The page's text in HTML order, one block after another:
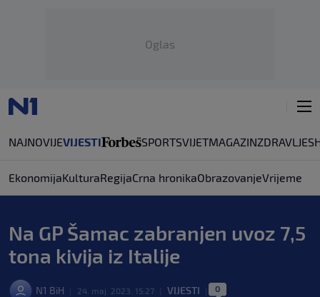
Oglas
NAJNOVIJEVIJESTI SPORTSVIJETMAGAZINZDRAVLJE
EkonomijaKulturaRegijaCrna hronikaObrazovanjeVrijeme
Na GP Šamac zabranjen uvoz 7,5
tona kivija iz Italije
N1 BiH 24. maj. 2023. 15:27 VIJESTI 0